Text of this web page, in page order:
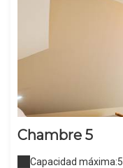
Chambre 5
Capacidad máxima:5